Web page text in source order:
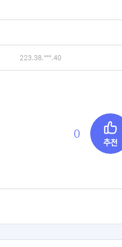
223.38.***.40
0
추천